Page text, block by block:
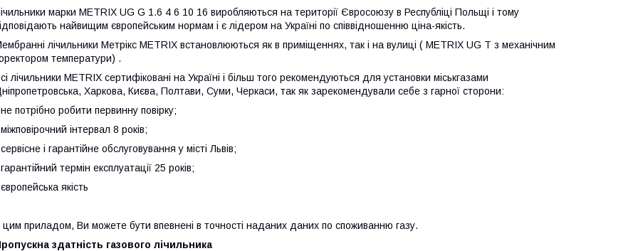
марки METRIX UG G 1.6 4 6 10 16 виробляються на території Євросоюзу в Республіці Польщі і тому
найвищим європейським нормам і є лідером на Україні по співвідношенню ціна-якість.
лічильники Метрікс METRIX встановлюються як в приміщеннях, так і на вулиці ( METRIX UG T з механічним
температури) .
лічильники METRIX сертифіковані на Україні і більш того рекомендуються для установки міськгазами
Харкова, Києва, Полтави, Суми, Черкаси, так як зарекомендували себе з гарної сторони:
потрібно робити первинну повірку;
інтервал 8 років;
і гарантійне обслуговування у місті Львів;
термін експлуатації 25 років;
якість
цим приладом, Ви можете бути впевнені в точності наданих даних по споживанню газу.
здатність газового лічильника